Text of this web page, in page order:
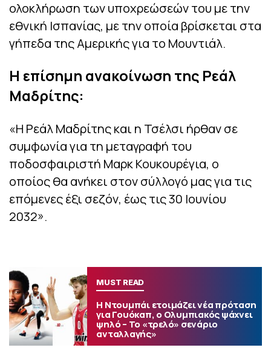
ολοκλήρωση των υποχρεώσεών του με την
εθνική Ισπανίας, με την οποία βρίσκεται στα
γήπεδα της Αμερικής για το Μουντιάλ.
Η επίσημη ανακοίνωση της Ρεάλ
Μαδρίτης:
«Η Ρεάλ Μαδρίτης και η Τσέλσι ήρθαν σε
συμφωνία για τη μεταγραφή του
ποδοσφαιριστή Μαρκ Κουκουρέγια, ο
οποίος θα ανήκει στον σύλλογό μας για τις
επόμενες έξι σεζόν, έως τις 30 Ιουνίου
2032».
MUST READ
Η Ντουμπάι ετοιμάζει νέα πρόταση
για Γουόκαπ, ο Ολυμπιακός ψάχνει
ψηλό – Το «τρελό» σενάριο
ανταλλαγής»